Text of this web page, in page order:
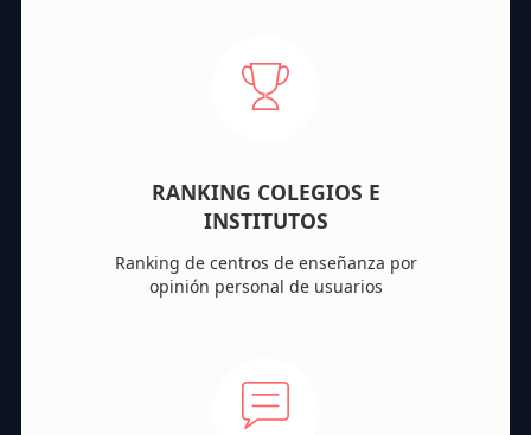
RANKING COLEGIOS E
INSTITUTOS
Ranking de centros de enseñanza por
opinión personal de usuarios